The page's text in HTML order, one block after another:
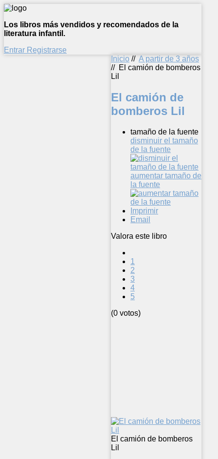
Los libros más vendidos y recomendados de la
literatura infantil.
Entrar Registrarse
Inicio // A partir de 3 años
// El camión de bomberos
Lil
El camión de
bomberos Lil
tamaño de la fuente
disminuir el tamaño
de la fuente
aumentar tamaño de
la fuente
Imprimir
Email
Valora este libro
1
2
3
4
5
(0 votos)
El camión de bomberos
Lil